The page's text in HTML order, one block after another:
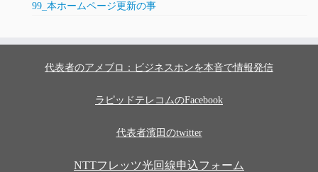
99_本ホームページ更新の事
代表者のアメブロ：ビジネスホンを本音で情報発信
ラピッドテレコムのFacebook
代表者濱田のtwitter
NTTフレッツ光回線申込フォーム